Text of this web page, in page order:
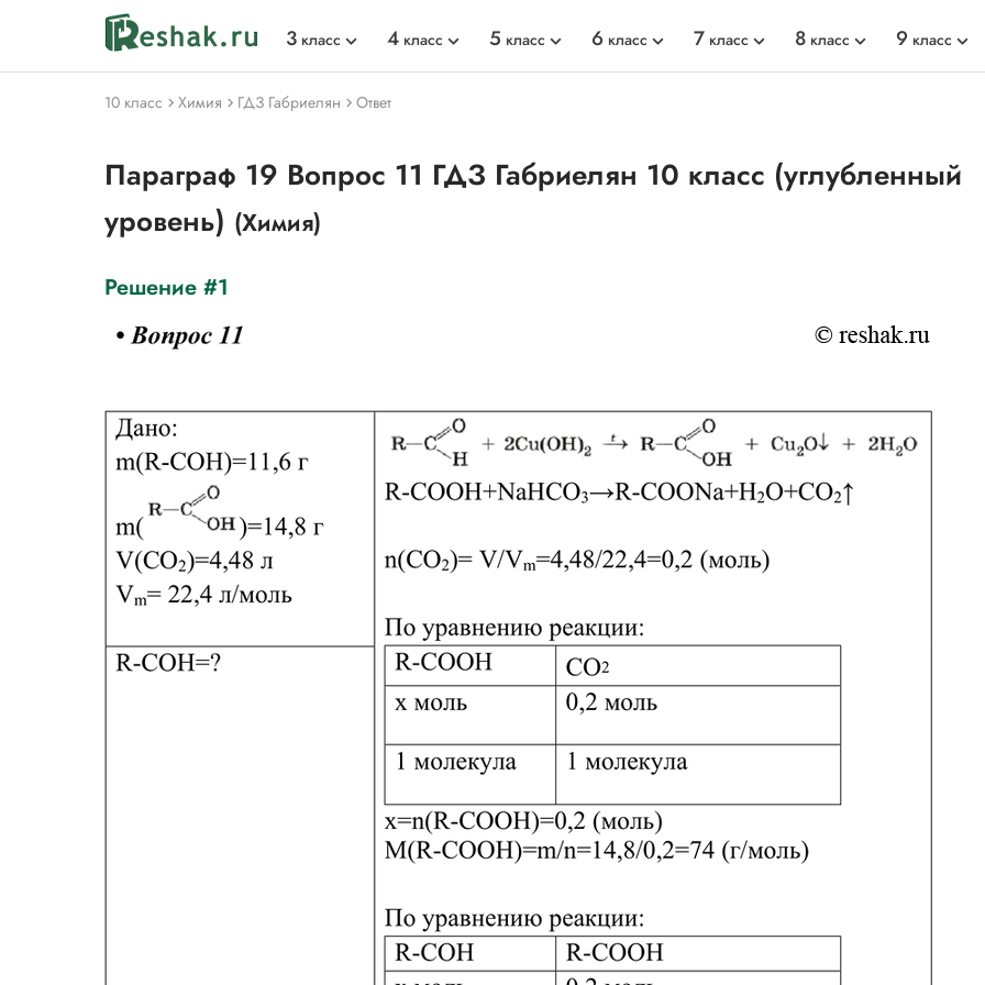
3 класс 4 класс 5 класс 6 класс 7 класс 8 класс 9 класс
10 класс Химия ГДЗ Габриелян Ответ
Параграф 19 Вопрос 11 ГДЗ Габриелян 10 класс (углубленный
уровень) (Химия)
Решение #1